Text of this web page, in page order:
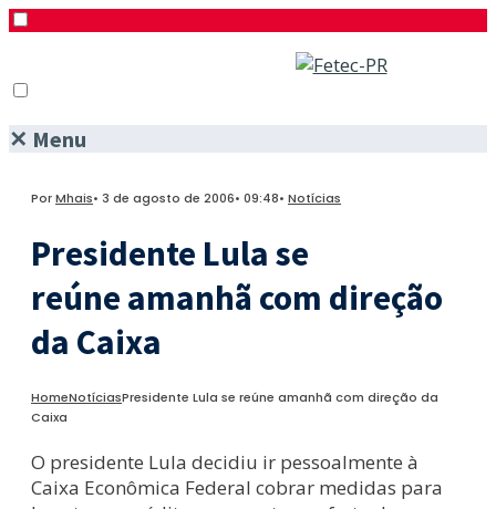
✕ Menu
PorMhais• 3 de agosto de 2006• 09:48• Notícias
Presidente Lula se
reúne amanhã com direção
da Caixa
HomeNotíciasPresidente Lula se reúne amanhã com direção da
Caixa
O presidente Lula decidiu ir pessoalmente à
Caixa Econômica Federal cobrar medidas para